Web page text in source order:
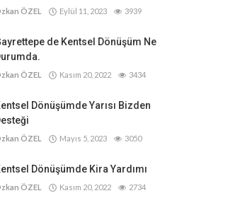
ÖZEL Eylül 11, 2023 3939
de Kentsel Dönüşüm Ne
ÖZEL Kasım 20, 2022 3434
Dönüşümde Yarısı Bizden
ÖZEL Mayıs 5, 2023 3050
Dönüşümde Kira Yardımı
ÖZEL Kasım 20, 2022 2734